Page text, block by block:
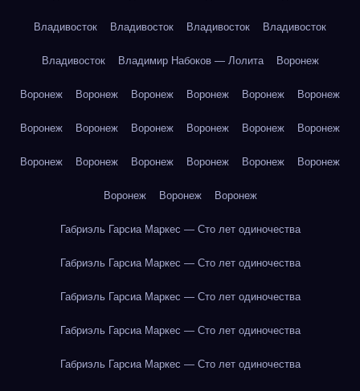
Владивосток Владивосток Владивосток Владивосток
Владивосток Владимир Набоков — Лолита Воронеж
Воронеж Воронеж Воронеж Воронеж Воронеж Воронеж
Воронеж Воронеж Воронеж Воронеж Воронеж Воронеж
Воронеж Воронеж Воронеж Воронеж Воронеж Воронеж
Воронеж Воронеж Воронеж
Габриэль Гарсиа Маркес — Сто лет одиночества
Габриэль Гарсиа Маркес — Сто лет одиночества
Габриэль Гарсиа Маркес — Сто лет одиночества
Габриэль Гарсиа Маркес — Сто лет одиночества
Габриэль Гарсиа Маркес — Сто лет одиночества